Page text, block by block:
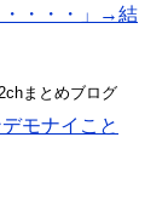
・・・・」→結
まとめブログ
モナイこと